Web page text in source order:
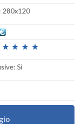
280x120
Sì